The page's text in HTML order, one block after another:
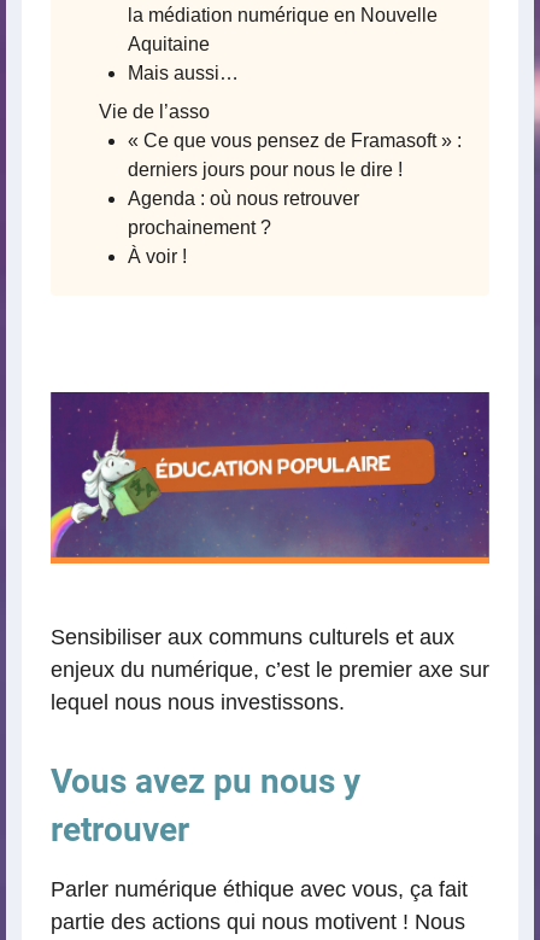
la médiation numérique en Nouvelle
Aquitaine
Mais aussi…
Vie de l’asso
« Ce que vous pensez de Framasoft » :
derniers jours pour nous le dire !
Agenda : où nous retrouver
prochainement ?
À voir !
Sensibiliser aux communs culturels et aux
enjeux du numérique, c’est le premier axe sur
lequel nous nous investissons.
Vous avez pu nous y
retrouver
Parler numérique éthique avec vous, ça fait
partie des actions qui nous motivent ! Nous